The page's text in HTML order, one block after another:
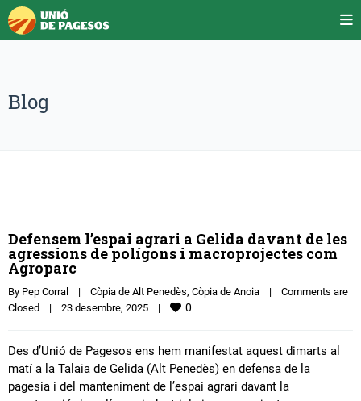
Blog
Defensem l’espai agrari a Gelida davant de les
agressions de polígons i macroprojectes com
Agroparc
By Pep Corral | Còpia de Alt Penedès, Còpia de Anoia |
Comments are
Closed
| 23 desembre, 2025 | 0
Des d’Unió de Pagesos ens hem manifestat aquest dimarts al
matí a la Talaia de Gelida (Alt Penedès) en defensa de la
pagesia i del manteniment de l’espai agrari davant la